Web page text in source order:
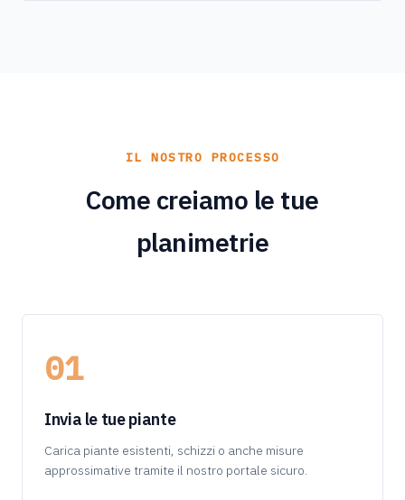
IL NOSTRO PROCESSO
Come creiamo le tue
planimetrie
01
Invia le tue piante
Carica piante esistenti, schizzi o anche misure
approssimative tramite il nostro portale sicuro.